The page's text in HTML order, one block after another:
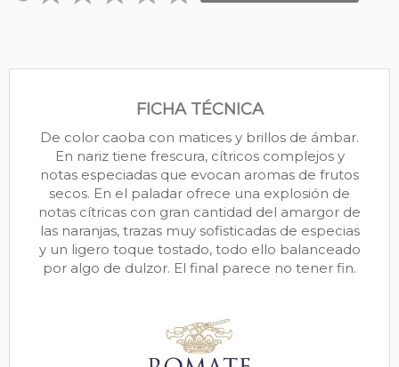
FICHA TÉCNICA
De color caoba con matices y brillos de ámbar.
En nariz tiene frescura, cítricos complejos y
notas especiadas que evocan aromas de frutos
secos. En el paladar ofrece una explosión de
notas cítricas con gran cantidad del amargor de
las naranjas, trazas muy sofisticadas de especias
y un ligero toque tostado, todo ello balanceado
por algo de dulzor. El final parece no tener fin.